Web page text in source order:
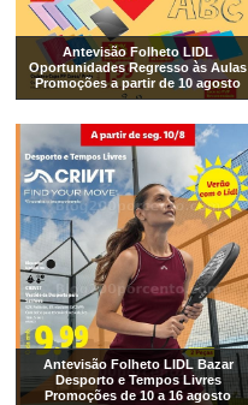
Antevisão Folheto LIDL
Oportunidades Regresso às Aulas
Promoções a partir de 10 agosto
Antevisão Folheto LIDL Bazar
Desporto e Tempos Livres
Promoções de 10 a 16 agosto